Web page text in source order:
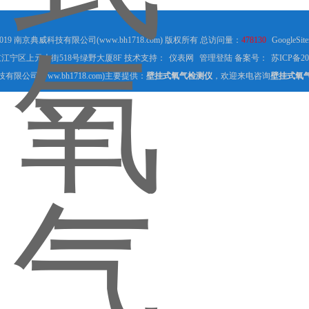
南京典威科技有限公司(www.bh1718.com) 版权所有 总访问量： 478130
宁区上元大街518号绿野大厦8F 技术支持：
仪表网 管理登陆 备案号：
苏ICP备
有限公司(www.bh1718.com)主要提供： 壁挂式氧气检测仪 ，欢迎来电咨询壁挂式氧